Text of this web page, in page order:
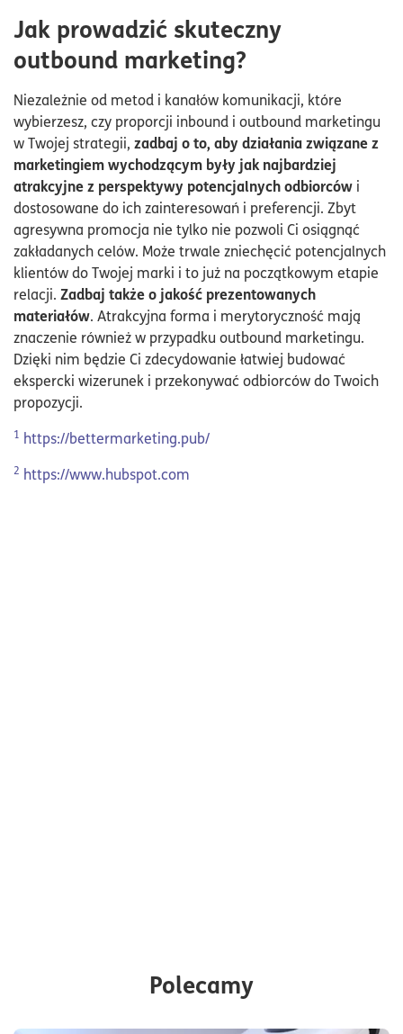
Jak prowadzić skuteczny
outbound marketing?
Niezależnie od metod i kanałów komunikacji, które
wybierzesz, czy proporcji inbound i outbound marketingu
w Twojej strategii, zadbaj o to, aby działania związane z
marketingiem wychodzącym były jak najbardziej
atrakcyjne z perspektywy potencjalnych odbiorców i
dostosowane do ich zainteresowań i preferencji. Zbyt
agresywna promocja nie tylko nie pozwoli Ci osiągnąć
zakładanych celów. Może trwale zniechęcić potencjalnych
klientów do Twojej marki i to już na początkowym etapie
relacji. Zadbaj także o jakość prezentowanych
materiałów. Atrakcyjna forma i merytoryczność mają
znaczenie również w przypadku outbound marketingu.
Dzięki nim będzie Ci zdecydowanie łatwiej budować
ekspercki wizerunek i przekonywać odbiorców do Twoich
propozycji.
1 https://bettermarketing.pub/
2 https://www.hubspot.com
Polecamy